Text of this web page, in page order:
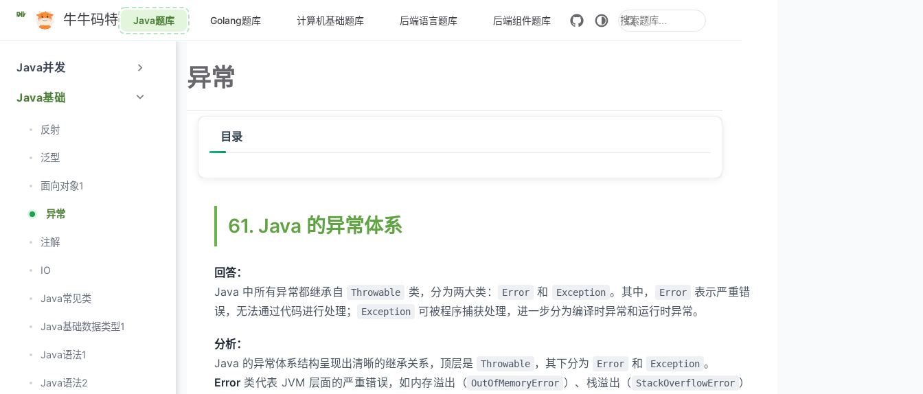
跳
內
牛牛码特 Java题库 Golang题库 计算机基础题库 后端语言题库 后端组件题库
Java并发
Java基础
反射
泛型
面向对象1
异常
注解
IO
Java常见类
Java基础数据类型1
Java语法1
Java语法2
异常
目录
62. 常见的 Exception 有哪些？
63. throw 和 throws 的区别？
65. try-catch-finally 中，如果 catch 中 return 了，finally 还会执行吗？
66. finally 一定会被执行吗？
61. Java 的异常体系
回答：
Java 中所有异常都继承自
Throwable 类，分为两大类： Error 和 Exception 。其中， Error
表示严重错
误，无法通过代码进行处理；
Exception 可被程序捕获处理，进一步分为编译时异常和运行时异常。
分析：
Java 的异常体系结构呈现出清晰的继承关系，顶层是
Throwable ，其下分为 Error 和 Exception 。
Error 类代表 JVM 层面的严重错误，如内存溢出（ OutOfMemoryError ）、栈溢出（ StackOverflowError ）